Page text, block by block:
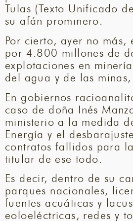
Tulas (Texto Unificado
su afán prominero.
Por cierto, ayer no
por 4.800 millones de
explotaciones en
del agua y de las
En gobiernos
caso de doña Inés
ministerio a la medida
Energía y el
contratos fallidos para
titular de ese todo.
Es decir, dentro de su
parques nacionales,
fuentes acuáticas y
eoloeléctricas, redes y